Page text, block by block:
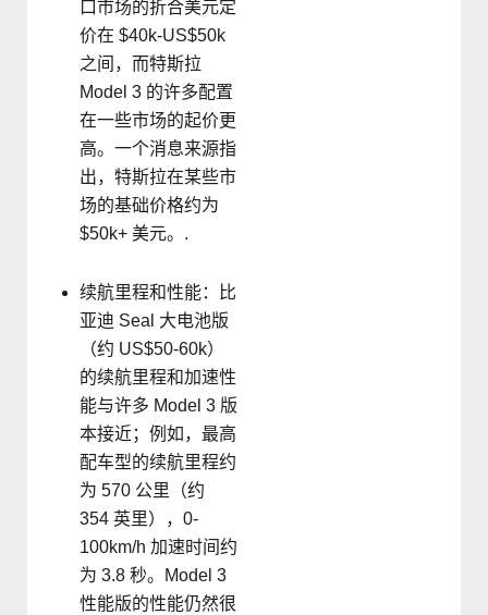
口市场的折合美元定
价在 $40k-US$50k
之间，而特斯拉
Model 3 的许多配置
在一些市场的起价更
高。一个消息来源指
出，特斯拉在某些市
场的基础价格约为
$50k+ 美元。.
续航里程和性能：比
亚迪 Seal 大电池版
（约 US$50-60k）
的续航里程和加速性
能与许多 Model 3 版
本接近；例如，最高
配车型的续航里程约
为 570 公里（约
354 英里），0-
100km/h 加速时间约
为 3.8 秒。Model 3
性能版的性能仍然很